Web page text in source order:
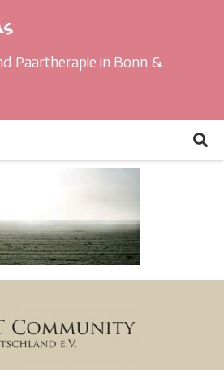
Paartherapie in Bonn &